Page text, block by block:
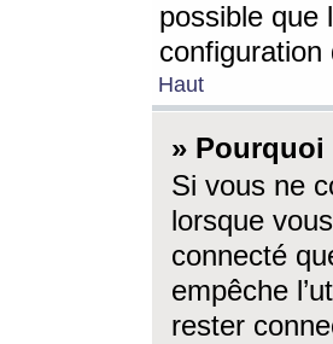
possible que
configuration
Haut
» Pourquoi
Si vous ne
lorsque
connecté
empêche
rester